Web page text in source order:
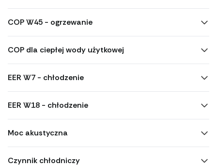
COP W45 - ogrzewanie
COP dla ciepłej wody użytkowej
EER W7 - chłodzenie
EER W18 - chłodzenie
Moc akustyczna
Czynnik chłodniczy